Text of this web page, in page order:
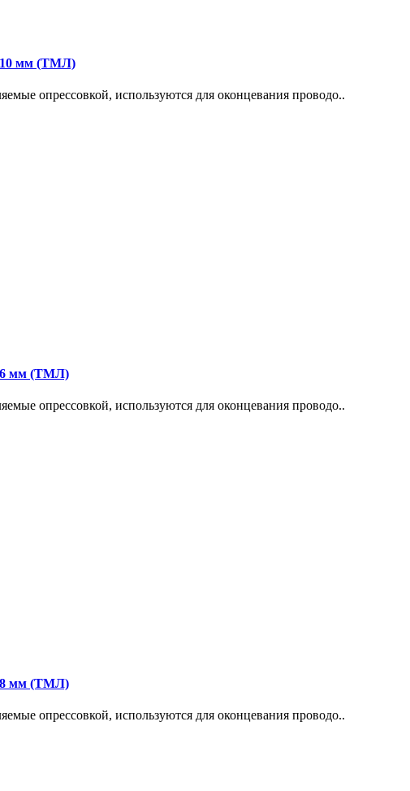
10 мм (ТМЛ)
опрессовкой, используются для оконцевания проводо..
6 мм (ТМЛ)
опрессовкой, используются для оконцевания проводо..
8 мм (ТМЛ)
опрессовкой, используются для оконцевания проводо..